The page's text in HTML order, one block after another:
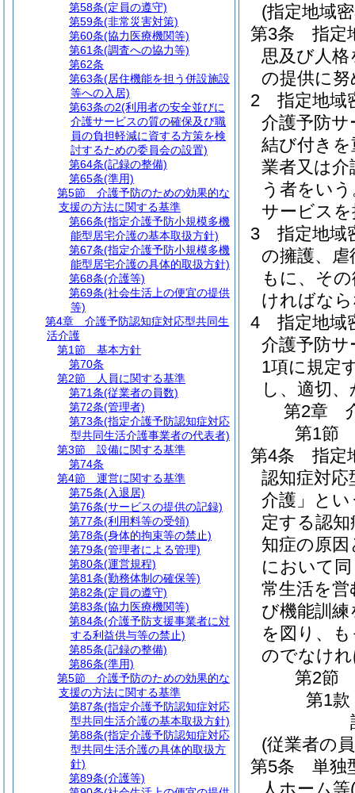
(指定地域
第3条
指定
思及び人
の提供に
2
指定地域
介護予防
結び付き
業者又は
う者をい
サービス
3
指定地域
の擁護、
もに、そ
ければな
4
指定地域
介護予防
1項に規定
し、適切
第2章
第1節
第4条
指定
認知症対応
介護」とい
定する認
知症の原
において
常生活を
び機能訓
を図り、
のでなけ
第2節
第1款
(従業者の
第5条
単独
人ホーム等
第58条(定員の遵守)
第59条(非常災害対策)
第60条(協力医療機関等)
第61条(調査への協力等)
第62条
第63条(居住機能を担う併設施設
等への入居)
第63条の2(利用者の安全並びに
介護サービスの質の確保及び職
員の負担軽減に資する方策を検
討するための委員会の設置)
第64条(記録の整備)
第65条(準用)
第5節
介護予防のための効果的な
支援の方法に関する基準
第66条(指定介護予防小規模多機
能型居宅介護の基本取扱方針)
第67条(指定介護予防小規模多機
能型居宅介護の具体的取扱方針)
第68条(介護等)
第69条(社会生活上の便宜の提供
等)
第4章
介護予防認知症対応型共同生
活介護
第1節
基本方針
第70条
第2節
人員に関する基準
第71条(従業者の員数)
第72条(管理者)
第73条(指定介護予防認知症対応
型共同生活介護事業者の代表者)
第3節
設備に関する基準
第74条
第4節
運営に関する基準
第75条(入退居)
第76条(サービスの提供の記録)
第77条(利用料等の受領)
第78条(身体的拘束等の禁止)
第79条(管理者による管理)
第80条(運営規程)
第81条(勤務体制の確保等)
第82条(定員の遵守)
第83条(協力医療機関等)
第84条(介護予防支援事業者に対
する利益供与等の禁止)
第85条(記録の整備)
第86条(準用)
第5節
介護予防のための効果的な
支援の方法に関する基準
第87条(指定介護予防認知症対応
型共同生活介護の基本取扱方針)
第88条(指定介護予防認知症対応
型共同生活介護の具体的取扱方
針)
第89条(介護等)